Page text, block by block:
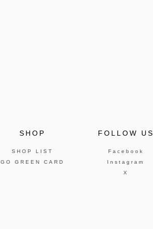
SHOP
SHOP LIST
GO GREEN CARD
FOLLOW US
Facebook
Instagram
X